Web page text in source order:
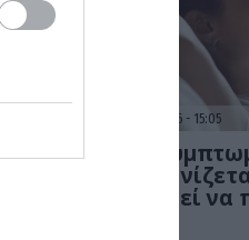
31.07.2026 15:05
Το
μπορεί να